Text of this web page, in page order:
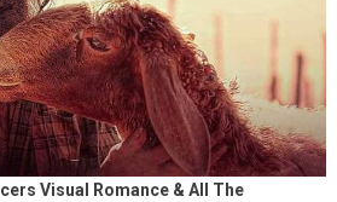
Visual Romance & All The